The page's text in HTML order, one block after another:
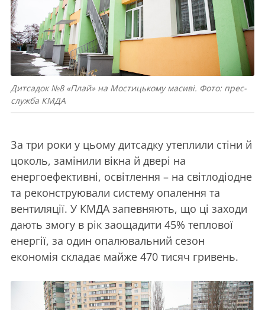
Дитсадок №8 «Плай» на Мостицькому масиві. Фото: прес-
служба КМДА
За три роки у цьому дитсадку утеплили стіни й
цоколь, замінили вікна й двері на
енергоефективні, освітлення – на світлодіодне
та реконструювали систему опалення та
вентиляції. У КМДА запевняють, що ці заходи
дають змогу в рік заощадити 45% теплової
енергії, за один опалювальний сезон
економія складає майже 470 тисяч гривень.